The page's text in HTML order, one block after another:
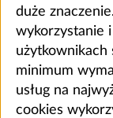
duże
wykorzystanie
użytkownikach
minimum
usług na
cookies